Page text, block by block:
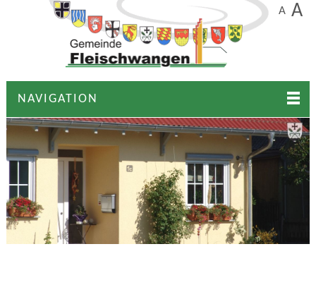
A A
NAVIGATION